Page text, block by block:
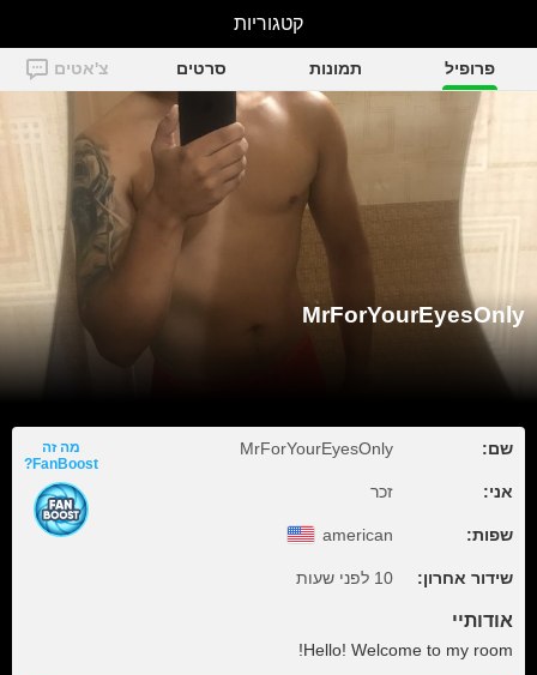
MrForYourEyesOnly
פרופיל תמונות סרטים צ'אטים
MrForYourEyesOnly
שם: MrForYourEyesOnly
אני: זכר
שפות: american
שידור אחרון: 10 לפני שעות
מה זה
FanBoost?
אודותיי
Hello! Welcome to my room!
קטגוריות